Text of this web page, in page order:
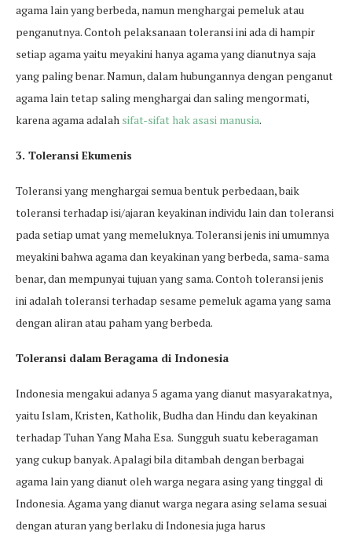
agama lain yang berbeda, namun menghargai pemeluk atau
penganutnya. Contoh pelaksanaan toleransi ini ada di hampir
setiap agama yaitu meyakini hanya agama yang dianutnya saja
yang paling benar. Namun, dalam hubungannya dengan penganut
agama lain tetap saling menghargai dan saling mengormati,
karena agama adalah sifat-sifat hak asasi manusia.
3. Toleransi Ekumenis
Toleransi yang menghargai semua bentuk perbedaan, baik
toleransi terhadap isi/ajaran keyakinan individu lain dan toleransi
pada setiap umat yang memeluknya. Toleransi jenis ini umumnya
meyakini bahwa agama dan keyakinan yang berbeda, sama-sama
benar, dan mempunyai tujuan yang sama. Contoh toleransi jenis
ini adalah toleransi terhadap sesame pemeluk agama yang sama
dengan aliran atau paham yang berbeda.
Toleransi dalam Beragama di Indonesia
Indonesia mengakui adanya 5 agama yang dianut masyarakatnya,
yaitu Islam, Kristen, Katholik, Budha dan Hindu dan keyakinan
terhadap Tuhan Yang Maha Esa. Sungguh suatu keberagaman
yang cukup banyak. Apalagi bila ditambah dengan berbagai
agama lain yang dianut oleh warga negara asing yang tinggal di
Indonesia. Agama yang dianut warga negara asing selama sesuai
dengan aturan yang berlaku di Indonesia juga harus